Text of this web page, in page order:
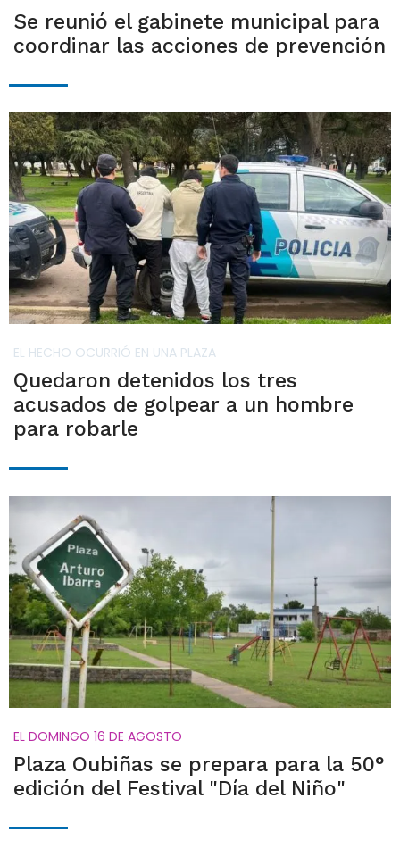
Se reunió el gabinete municipal para
coordinar las acciones de prevención
EL HECHO OCURRIÓ EN UNA PLAZA
Quedaron detenidos los tres
acusados de golpear a un hombre
para robarle
EL DOMINGO 16 DE AGOSTO
Plaza Oubiñas se prepara para la 50°
edición del Festival "Día del Niño"